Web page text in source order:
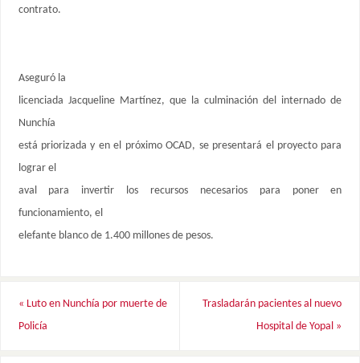
contrato.
Aseguró la
licenciada Jacqueline Martínez, que la culminación del internado de
Nunchía
está priorizada y en el próximo OCAD, se presentará el proyecto para
lograr el
aval para invertir los recursos necesarios para poner en
funcionamiento, el
elefante blanco de 1.400 millones de pesos.
« Luto en Nunchía por muerte de
Policía
Trasladarán pacientes al nuevo
Hospital de Yopal »